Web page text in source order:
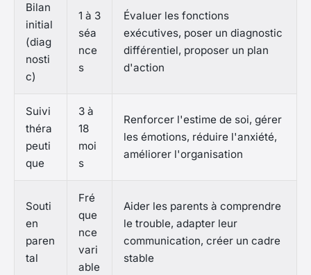
Bilan
initial
(diag
nosti
c)
1 à 3
séa
nce
s
Évaluer les fonctions
exécutives, poser un diagnostic
différentiel, proposer un plan
d'action
Suivi
théra
peuti
que
3 à
18
moi
s
Renforcer l'estime de soi, gérer
les émotions, réduire l'anxiété,
améliorer l'organisation
Souti
en
paren
tal
Fré
que
nce
vari
able
Aider les parents à comprendre
le trouble, adapter leur
communication, créer un cadre
stable